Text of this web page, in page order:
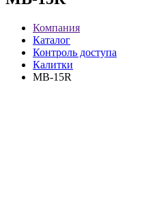
Компания
Каталог
Контроль доступа
Калитки
MB-15R